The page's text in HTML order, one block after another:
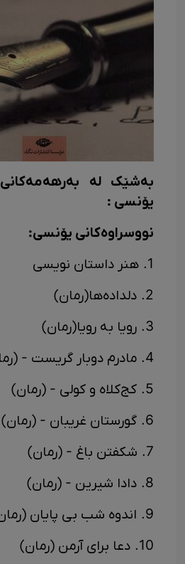
بەشێک لە بەرهەمەکانی
یۆنسی :
نووسراوه‌کانی یۆنسی:
1. هنر داستان نویسی
2. دلداده‌ها(رمان)
3. رویا به رویا(رمان)
4. مادرم دوبار گریست - (رمان)
5. کج‌کلاه و کولی - (رمان)
6. گورستان غریبان - (رمان) (۱۳۵۸)
7. شکفتن باغ - (رمان)
8. دادا شیرین - (رمان)
9. اندوه شب بی پایان (رمان)
10. دعا برای آرمن (رمان)